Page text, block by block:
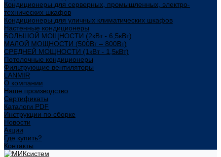
Кондиционеры для серверных, промышленных, электро-
технических шкафов
Кондиционеры для уличных климатических шкафов
Настенные кондиционеры
БОЛЬШОЙ МОЩНОСТИ (2кВт - 6,5кВт)
МАЛОЙ МОЩНОСТИ (500Вт – 800Вт)
СРЕДНЕЙ МОЩНОСТИ (1кВт - 1,5кВт)
Потолочные кондиционеры
Фильтрующие вентиляторы
LANMIR
О компании
Наше производство
Сертификаты
Каталоги PDF
Инструкции по сборке
Новости
Акции
Где купить?
Контакты